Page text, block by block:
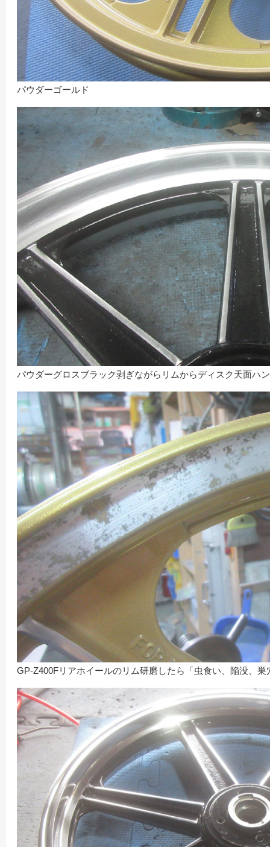
パウダーゴールド
パウダーグロスブラック剥ぎながらリムからディスク天面ハ
GP-Z400Fリアホイールのリム研磨したら「虫食い、陥没、